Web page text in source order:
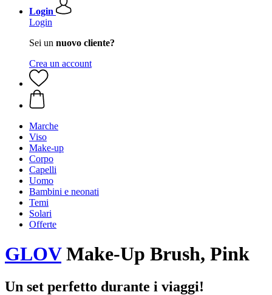
Login
Login
Sei un nuovo cliente?
Crea un account
Marche
Viso
Make-up
Corpo
Capelli
Uomo
Bambini e neonati
Temi
Solari
Offerte
GLOVMake-Up Brush, Pink
Un set perfetto durante i viaggi!